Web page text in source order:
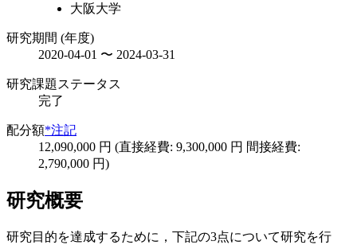
大阪大学
研究期間 (年度)
2020-04-01 〜 2024-03-31
研究課題ステータス
完了
配分額*注記
12,090,000 円 (直接経費: 9,300,000 円 間接経費:
2,790,000 円)
研究概要
研究目的を達成するために，下記の3点について研究を行